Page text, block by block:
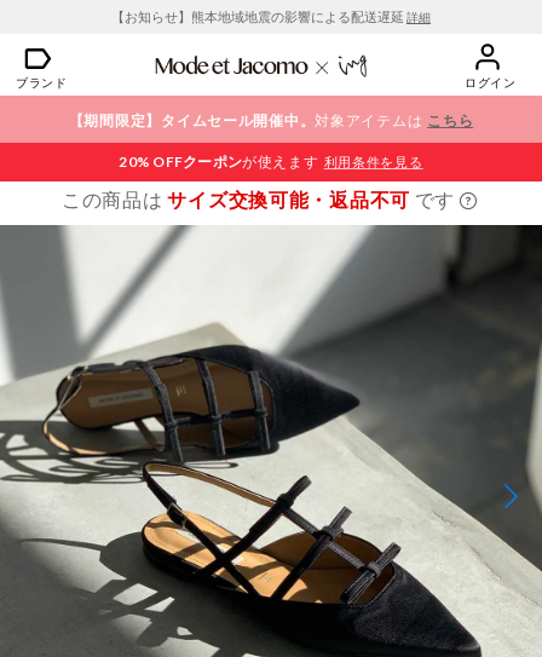
【お知らせ】熊本地域地震の影響による配送遅延 詳細
ブランド ログイン
【期間限定】タイムセール開催中。対象アイテムは こちら
20% OFFクーポンが使えます 利用条件を見る
この商品はサイズ交換可能・返品不可 です